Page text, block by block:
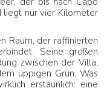
liegt nur vier Kilometer
Raum, der raffinierten
Seine großen
zwischen der Villa,
üppigen Grün. Was
erstaunlich: eine